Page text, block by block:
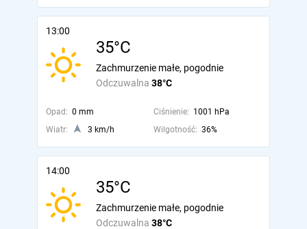
13:00
35°C
Odczuwalna 38°C
Zachmurzenie małe, pogodnie
Opad: 0 mm Ciśnienie: 1001 hPa
Wiatr:
3 km/h Wilgotność: 36%
14:00
35°C
Odczuwalna 38°C
Zachmurzenie małe, pogodnie